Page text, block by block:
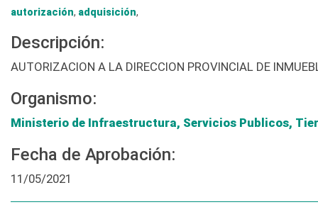
autorización, adquisición,
Descripción:
AUTORIZACION A LA DIRECCION PROVINCIAL DE
Organismo:
Ministerio de Infraestructura, Servicios Publicos,
Fecha de Aprobación:
11/05/2021